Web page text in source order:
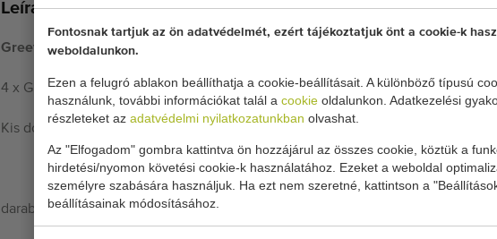
Fontosnak tartjuk az ön adatvédelmét, ezért tájékoztatjuk önt a cookie-k
weboldalunkon.
Ezen a felugró ablakon beállíthatja a cookie-beállításait. A különböző típusú
használunk, további információkat talál a cookie oldalunkon. Adatkezelési
részleteket az adatvédelmi nyilatkozatunkban olvashat.
Az "Elfogadom" gombra kattintva ön hozzájárul az összes cookie, köztük a
hirdetési/nyomon követési cookie-k használatához. Ezeket a weboldal
személyre szabására használjuk. Ha ezt nem szeretné, kattintson a
beállításainak módosításához.
Leírás:
Greefa kis boxfiller az alma
4 x Greefa kis doboztöltő almához
Kis dobozok mérése és automatikus feltöltése
darabonkénti ár.